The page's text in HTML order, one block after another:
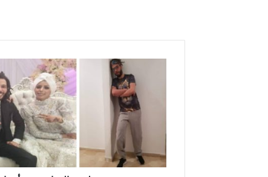
ي
ن
ف